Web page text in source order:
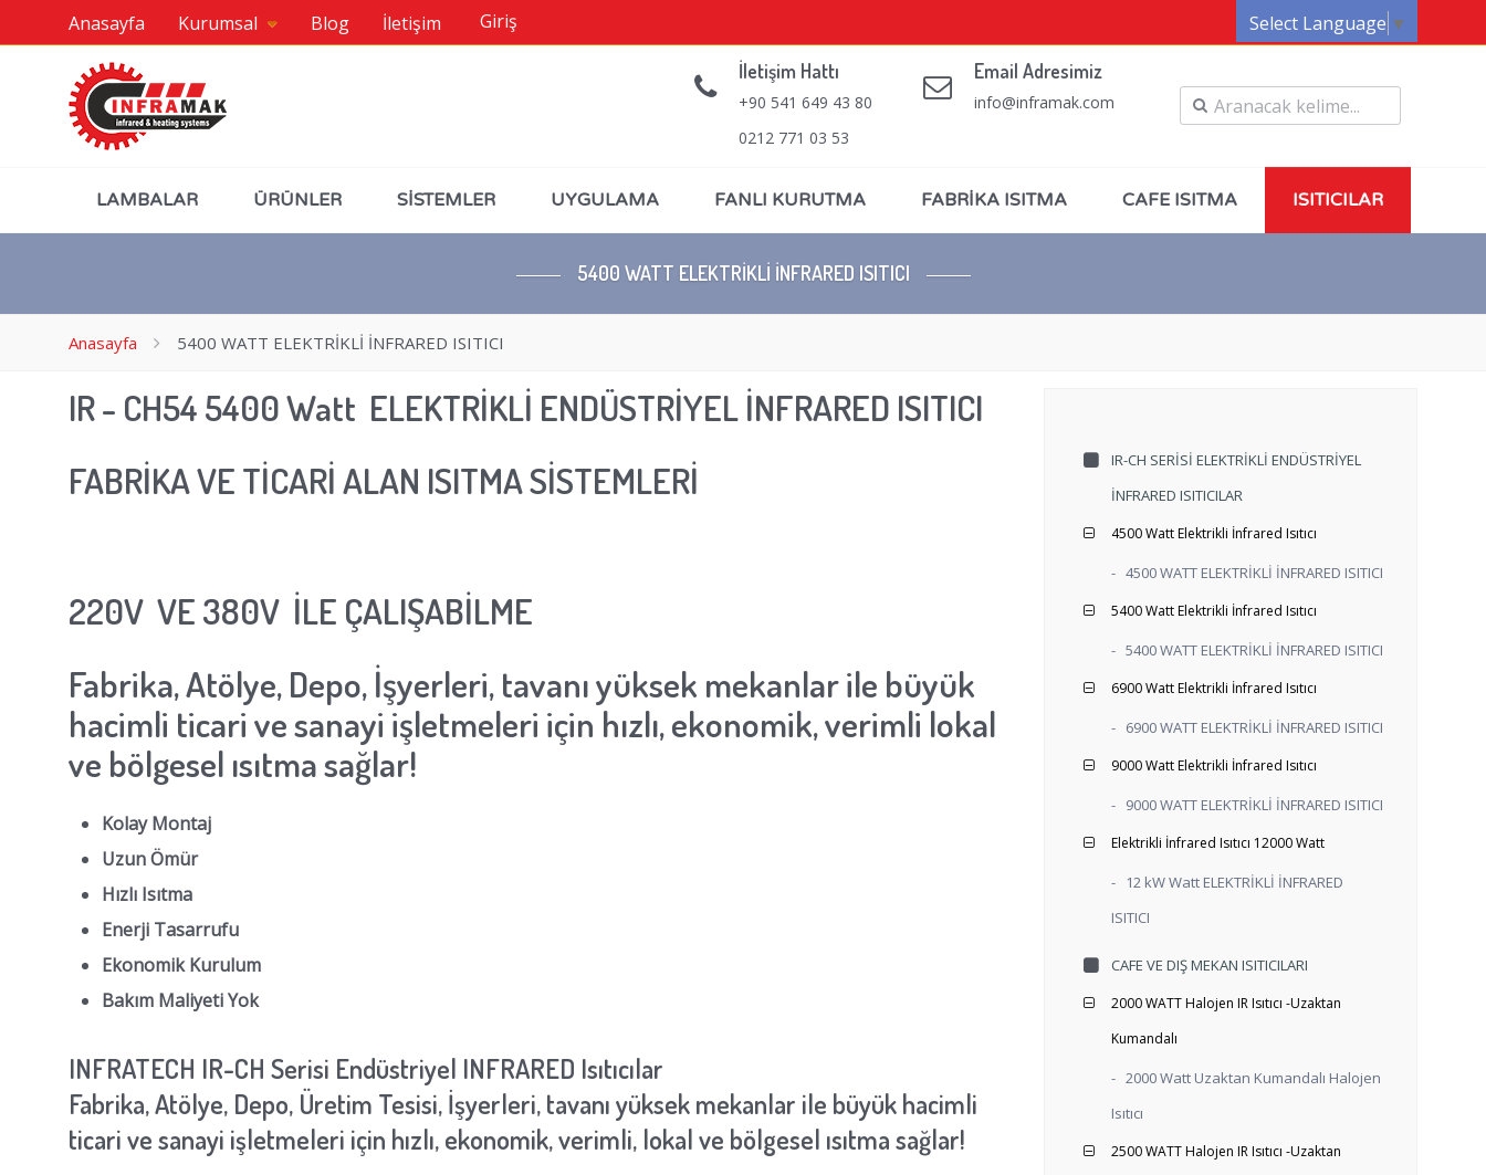
Anasayfa Kurumsal Blog İletişim Giriş Select Language ▼
İletişim Hattı
+90 541 649 43 80
0212 771 03 53
Email Adresimiz
info@inframak.com
LAMBALAR ÜRÜNLER SİSTEMLER UYGULAMA FANLI KURUTMA FABRİKA ISITMA CAFE ISITMA ISITICILAR
5400 WATT ELEKTRİKLİ İNFRARED ISITICI
Anasayfa 5400 WATT ELEKTRİKLİ İNFRARED ISITICI
IR - CH54 5400 Watt ELEKTRİKLİ ENDÜSTRİYEL İNFRARED ISITICI
FABRİKA VE TİCARİ ALAN ISITMA SİSTEMLERİ
220V VE 380V İLE ÇALIŞABİLME
Fabrika, Atölye, Depo, İşyerleri, tavanı yüksek mekanlar ile büyük
hacimli ticari ve sanayi işletmeleri için hızlı, ekonomik, verimli lokal
ve bölgesel ısıtma sağlar!
Kolay Montaj
Uzun Ömür
Hızlı Isıtma
Enerji Tasarrufu
Ekonomik Kurulum
Bakım Maliyeti Yok
INFRATECH IR-CH Serisi Endüstriyel INFRARED Isıtıcılar
Fabrika, Atölye, Depo, Üretim Tesisi, İşyerleri, tavanı yüksek mekanlar ile büyük hacimli
ticari ve sanayi işletmeleri için hızlı, ekonomik, verimli, lokal ve bölgesel ısıtma sağlar!
IR-CH SERISI ELEKTRIKLI ENDÜSTRIYEL
İNFRARED ISITICILAR
4500 Watt Elektrikli İnfrared Isıtıcı
- 4500 WATT ELEKTRİKLİ İNFRARED ISITICI
5400 Watt Elektrikli İnfrared Isıtıcı
- 5400 WATT ELEKTRİKLİ İNFRARED ISITICI
6900 Watt Elektrikli İnfrared Isıtıcı
- 6900 WATT ELEKTRİKLİ İNFRARED ISITICI
9000 Watt Elektrikli İnfrared Isıtıcı
- 9000 WATT ELEKTRİKLİ İNFRARED ISITICI
Elektrikli İnfrared Isıtıcı 12000 Watt
-
12 kW Watt ELEKTRİKLİ İNFRARED
ISITICI
CAFE VE DIŞ MEKAN ISITICILARI
2000 WATT Halojen IR Isıtıcı -Uzaktan
Kumandalı
- 2000 Watt Uzaktan Kumandalı Halojen
Isıtıcı
2500 WATT Halojen IR Isıtıcı -Uzaktan